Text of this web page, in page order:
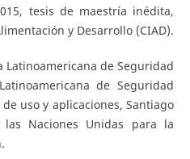
tesis de maestría inédita,
y Desarrollo (CIAD).
Latinoamericana de Seguridad
de Seguridad
uso y aplicaciones, Santiago
Naciones Unidas para la